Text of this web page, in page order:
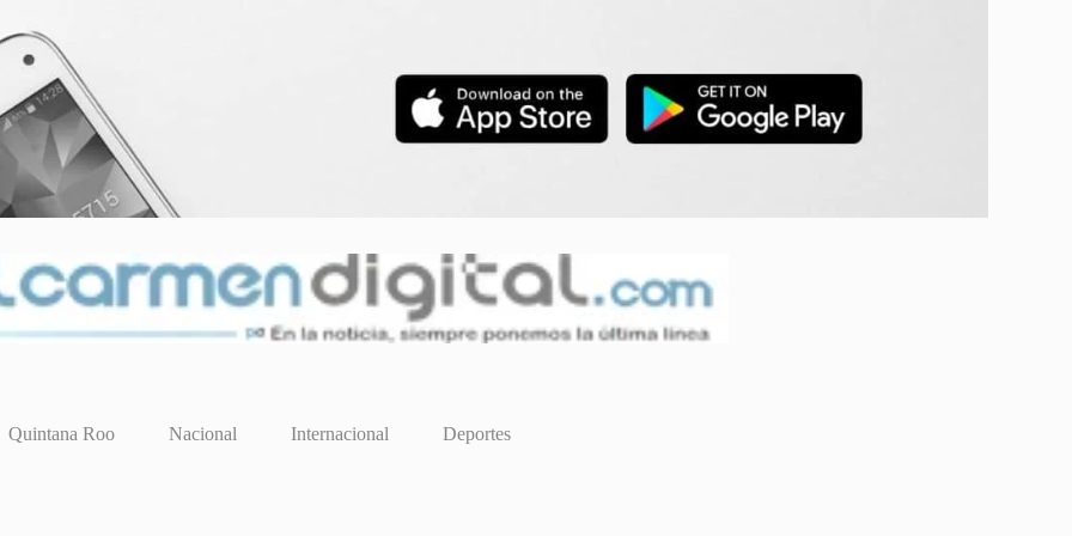
Quintana Roo Nacional Internacional Deportes